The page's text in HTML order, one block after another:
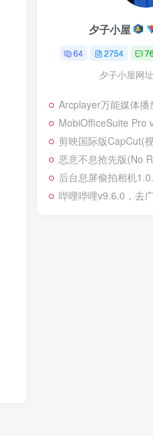
夕子小屋
64 2754
夕子小屋网
Arcplayer万能媒体播
MobiOfficeSuite Pro
剪映国际版CapCut(视频编辑工具)
恶意不息抢先版(No Rest For The
后台息屏偷拍相机1.0.1
哔哩哔哩v9.6.0，去广告内置哔哩漫